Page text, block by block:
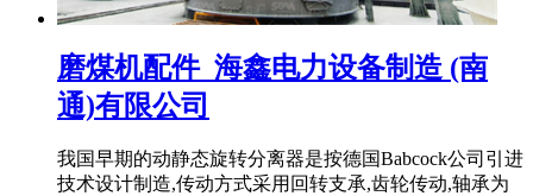
磨煤机配件_海鑫电力设备制造 (南
通)有限公司
我国早期的动静态旋转分离器是按德国Babcock公司引进
技术设计制造,传动方式采用回转支承,齿轮传动,轴承为